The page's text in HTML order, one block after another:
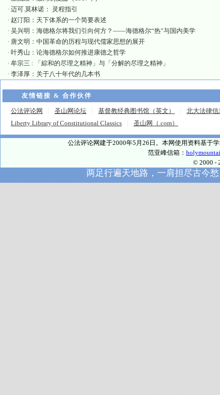
· 迈可.莫林诺： 灵程指引
· 赵汀阳：天下体系的一个简要表述
· 吴兴明：海德格尔将我们引向何方？——海德格尔“热”与国内美学
· 唐文明：中国革命的历程与现代儒家思想的展开
· 叶秀山：论海德格尔如何推进康德之哲学
· 牟宗三 : 「綜和的尽理之精神」与「分解的尽理之精神」
· 李泽厚：关于八十年代的几本书
友情链接 & 合作伙伴
公法评论网 圣山网论坛 基督教经典图书馆（英文）
北大法律信
Liberty Library of Constitutional Classics
圣山网（.com）
公法评论网建于2000年5月26日。本网使用资料基于
范亚峰信箱：
© 2000 -
两足行遍天地路，一肩担尽古今